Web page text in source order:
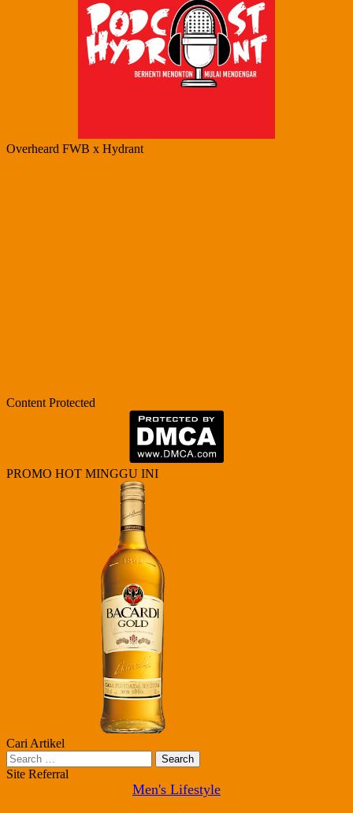
Overheard FWB x Hydrant
Content Protected
PROMO HOT MINGGU INI
Cari Artikel
Search
for:
Site Referral
Men's Lifestyle